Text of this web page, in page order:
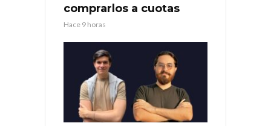
comprarlos a cuotas
Hace 9 horas